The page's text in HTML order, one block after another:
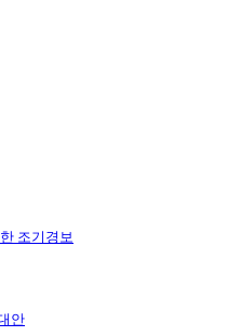
조기경보
안